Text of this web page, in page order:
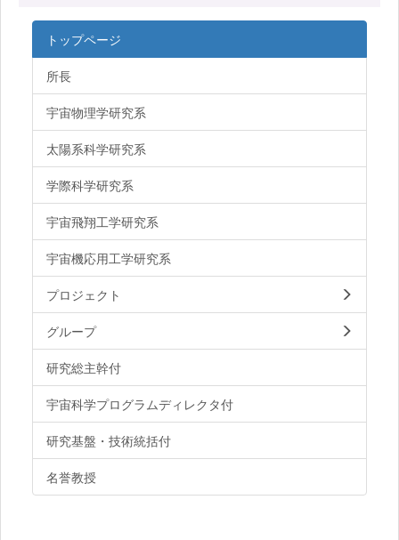
トップページ
所長
宇宙物理学研究系
太陽系科学研究系
学際科学研究系
宇宙飛翔工学研究系
宇宙機応用工学研究系
プロジェクト
グループ
研究総主幹付
宇宙科学プログラムディレクタ付
研究基盤・技術統括付
名誉教授